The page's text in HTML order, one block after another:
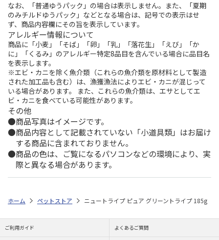
なお、「普通ゆうパック」の場合は表示しません。また、「夏期
のみチルドゆうパック」などとなる場合は、記号での表示はせ
ず、商品内容欄にその旨を表示しています。
アレルギー情報について
商品に「小麦」「そば」「卵」「乳」「落花生」「えび」「か
に」「くるみ」のアレルギー特定8品目を含んでいる場合に品目名
を表示します。
※エビ・カニを除く魚介類（これらの魚介類を原材料として製造
された加工品も含む）は、漁獲漁法によりエビ・カニが混じって
いる場合があります。 また、これらの魚介類は、エサとしてエ
ビ・カニを食べている可能性があります。
その他
商品写真はイメージです。
商品内容として記載されていない「小道具類」はお届け
する商品に含まれておりません。
商品の色は、ご覧になるパソコンなどの環境により、実
際と異なる場合があります。
ホーム ペットストア ニュートライプ ピュア グリーントライプ 185g
ご利用ガイド よくあるご質問